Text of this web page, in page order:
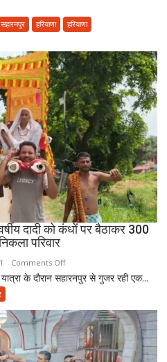
बैठाकर
यात्रा
पर
निकला
परिवार,
बेटे-
बहुओं
ने
उठाया
जिम्मा,
बोले-
माता-
पिता
की
भोलेनाथ
सच्ची
भक्ति
सहारनपुर हरियाणा हरियाणा
दादी को कंधों पर बैठाकर 300
परिवार
Comments Offon
श्रवण
मिसाल
100
के दौरान सहारनपुर से गुजर रही एक...